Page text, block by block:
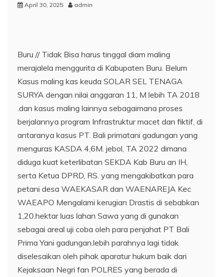
April 30, 2025 admin
Buru // Tidak Bisa harus tinggal diam maling
merajalela menggurita di Kabupaten Buru. Belum
Kasus maling kas keuda SOLAR SEL TENAGA
SURYA dengan nilai anggaran 11, M lebih TA 2018
.dan kasus maling lainnya sebagaimana proses
berjalannya program Infrastruktur macet dan fiktif, di
antaranya kasus PT. Bali primatani gadungan yang
menguras KASDA 4,6M. jebol, TA 2022 dimana
diduga kuat keterlibatan SEKDA Kab Buru an IH,
serta Ketua DPRD, RS. yang mengakibatkan para
petani desa WAEKASAR dan WAENAREJA Kec
WAEAPO Mengalami kerugian Drastis di sebabkan
1,20.hektar luas lahan Sawa yang di gunakan
sebagai areal uji coba oleh para penjahat PT Bali
Prima Yani gadungan.lebih parahnya lagi tidak
diselesaikan oleh pihak aparatur hukum baik dari
Kejaksaan Negri fan POLRES yang berada di